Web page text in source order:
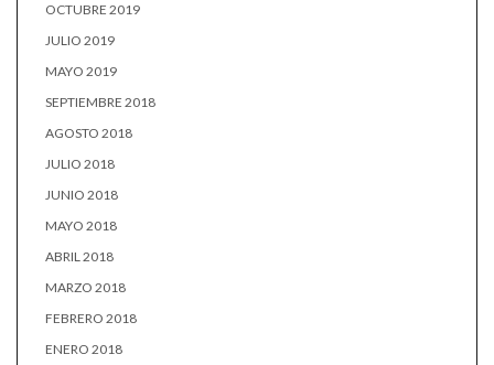
OCTUBRE 2019
JULIO 2019
MAYO 2019
SEPTIEMBRE 2018
AGOSTO 2018
JULIO 2018
JUNIO 2018
MAYO 2018
ABRIL 2018
MARZO 2018
FEBRERO 2018
ENERO 2018